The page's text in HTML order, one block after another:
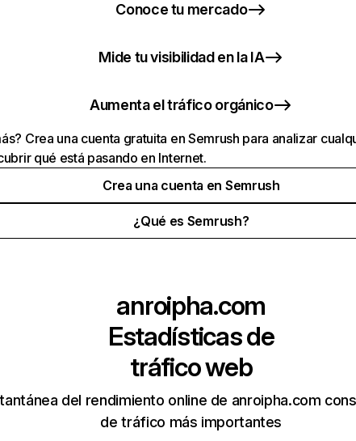
Conoce tu mercado
Mide tu visibilidad en la IA
Aumenta el tráfico orgánico
Crea una cuenta gratuita en Semrush para analizar
qué está pasando en Internet.
Crea una cuenta en Semrush
¿Qué es Semrush?
anroipha.com
Estadísticas de
tráfico web
del rendimiento online de anroipha.com
de tráfico más importantes